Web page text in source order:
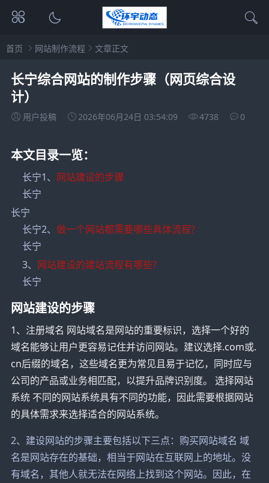
首页 网站制作流程 文章正文
长宁综合网站的制作步骤（网页综合设
计）
用户投稿 2026年06月24日 03:54:09 4738 0
本文目录一览：
长宁1、 网站建设的步骤
长宁
长宁
长宁2、做一个网站都需要哪些具体流程?
长宁
3、 网站建设的建站流程有哪些?
长宁
网站建设的步骤
1、注册域名 网站域名是网站的重要标识，选择一个好的
域名能够让用户更容易记住并访问网站。建议选择.com或.
cn后缀的域名，这些域名更为常见且易于记忆，同时应与
公司的产品或业务相匹配，以提升品牌识别度。 选择网站
系统 不同的网站系统具有不同的功能，因此需要根据网站
的具体需求来选择适合的网站系统。
2、建设网站的步骤主要包括以下三点：购买网站域名 域
名是网站存在的基础，相当于网站在互联网上的地址。没
有域名，其他人就无法在网络上找到这个网站。因此，在